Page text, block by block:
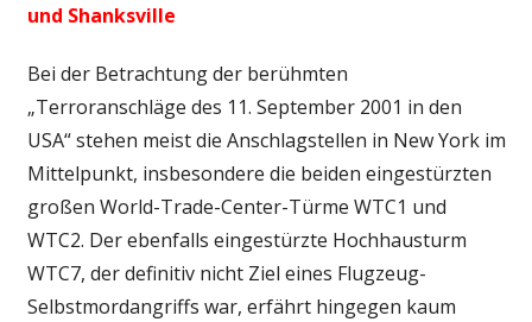
und Shanksville
Bei der Betrachtung der berühmten
„Terroranschläge des 11. September 2001 in den
USA“ stehen meist die Anschlagstellen in New York im
Mittelpunkt, insbesondere die beiden eingestürzten
großen World-Trade-Center-Türme WTC1 und
WTC2. Der ebenfalls eingestürzte Hochhausturm
WTC7, der definitiv nicht Ziel eines Flugzeug-
Selbstmordangriffs war, erfährt hingegen kaum